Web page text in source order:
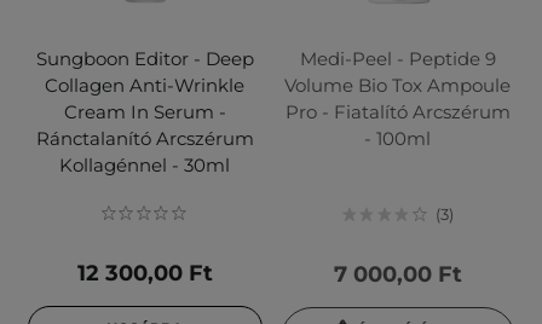
Sungboon Editor - Deep
Collagen Anti-Wrinkle
Cream In Serum -
Ránctalanító Arcszérum
Kollagénnel - 30ml
12 300,00 Ft
Medi-Peel - Peptide 9
Volume Bio Tox Ampoule
Pro - Fiatalító Arcszérum
- 100ml
3
7 000,00 Ft